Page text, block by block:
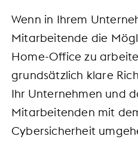
Wenn in Ihrem
Mitarbeitende die
Home-Office zu
grundsätzlich klare
Ihr Unternehmen und
Mitarbeitenden mit
Cybersicherheit